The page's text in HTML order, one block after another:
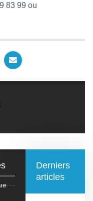
83 99 ou
Derniers
articles